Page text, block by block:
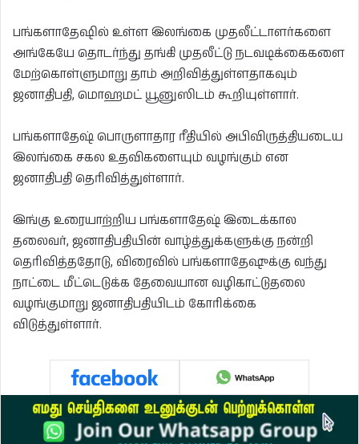
பங்களாதேஷில் உள்ள இலங்கை முதலீட்டாளர்களை
அங்கேயே தொடர்ந்து தங்கி முதலீட்டு நடவடிக்கைகளை
மேற்கொள்ளுமாறு தாம் அறிவித்துள்ளதாகவும்
ஜனாதிபதி, மொஹமட் யூனுஸிடம் கூறியுள்ளார்.
பங்களாதேஷ் பொருளாதார ரீதியில் அபிவிருத்தியடைய
இலங்கை சகல உதவிகளையும் வழங்கும் என
ஜனாதிபதி தெரிவித்துள்ளார்.
இங்கு உரையாற்றிய பங்களாதேஷ் இடைக்கால
தலைவர், ஜனாதிபதியின் வாழ்த்துக்களுக்கு நன்றி
தெரிவித்ததோடு, விரைவில் பங்களாதேஷுக்கு வந்து
நாட்டை மீட்டெடுக்க தேவையான வழிகாட்டுதலை
வழங்குமாறு ஜனாதிபதியிடம் கோரிக்கை
விடுத்துள்ளார்.